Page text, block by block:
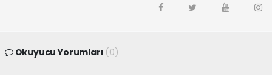
Okuyucu Yorumları (0)